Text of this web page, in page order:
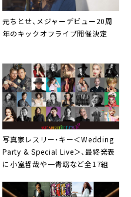
元ちとせ、メジャーデビュー20周
年のキックオフライブ開催決定
写真家 レスリー・キー＜Wedding
Party & Special Live＞、最終発表
に小室哲哉や一青窈など全17組